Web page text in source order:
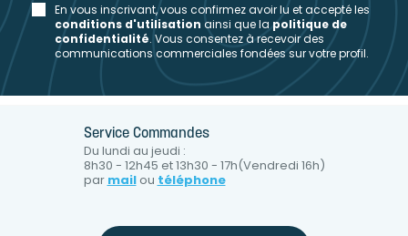
En vous inscrivant, vous confirmez avoir lu et accepté les
conditions d'utilisation ainsi que lapolitique de
confidentialité. Vous consentez à recevoir des
communications commerciales fondées sur votre profil.
Service Commandes
Du lundi au jeudi :
8h30 - 12h45 et 13h30 - 17h(Vendredi 16h)
par mailou téléphone